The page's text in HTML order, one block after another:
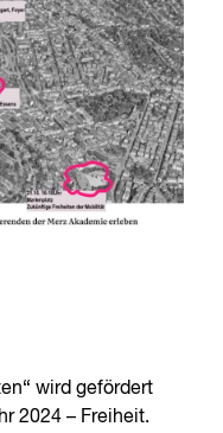
wird gefördert
2024 – Freiheit.